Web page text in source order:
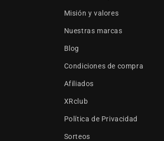
Misión y valores
Nuestras marcas
Blog
Condiciones de compra
Afiliados
XRclub
Política de Privacidad
Sorteos